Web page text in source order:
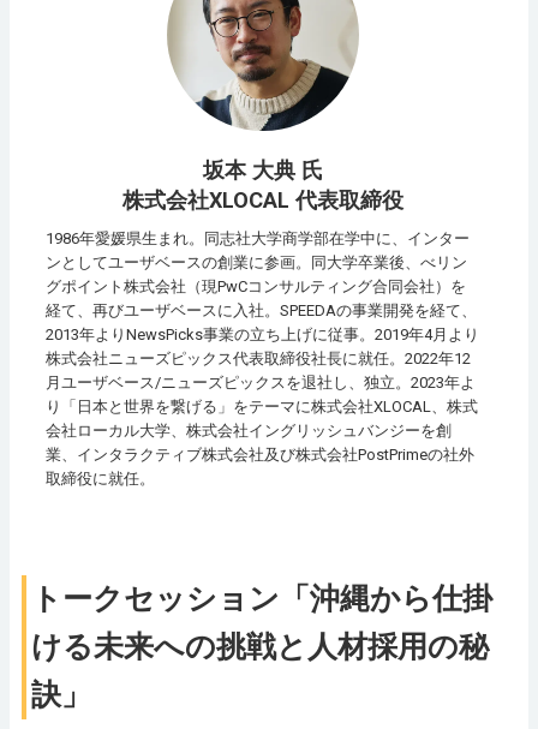
坂本 大典 氏
株式会社XLOCAL 代表取締役
1986年愛媛県生まれ。同志社大学商学部在学中に、インター
ンとしてユーザベースの創業に参画。同大学卒業後、べリン
グポイント株式会社（現PwCコンサルティング合同会社）を
経て、再びユーザベースに入社。SPEEDAの事業開発を経て、
2013年よりNewsPicks事業の立ち上げに従事。2019年4月より
株式会社ニューズピックス代表取締役社長に就任。2022年12
月ユーザベース/ニューズピックスを退社し、独立。2023年よ
り「日本と世界を繋げる」をテーマに株式会社XLOCAL、株式
会社ローカル大学、株式会社イングリッシュバンジーを創
業、インタラクティブ株式会社及び株式会社PostPrimeの社外
取締役に就任。
トークセッション「沖縄から仕掛
ける未来への挑戦と人材採用の秘
訣」